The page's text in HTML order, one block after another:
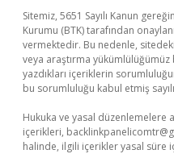
Sitemiz, 5651 Sayılı Kanun
Kurumu (BTK) tarafından
vermektedir. Bu nedenle,
veya araştırma
yazdıkları içeriklerin
bu sorumluluğu kabul etmiş
Hukuka ve yasal düzenlemelere
içerikleri,
halinde, ilgili içerikler yasal süre